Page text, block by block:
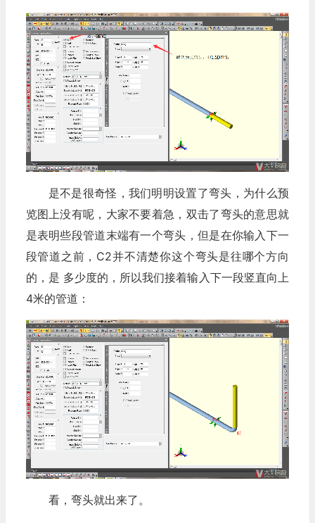
是不是很奇怪，我们明明设置了弯头，为什么预
览图上没有呢，大家不要着急，双击了弯头的意思就
是表明些段管道末端有一个弯头，但是在你输入下一
段管道之前，C2并不清楚你这个弯头是往哪个方向
的，是 多少度的，所以我们接着输入下一段竖直向上
4米的管道：
看，弯头就出来了。